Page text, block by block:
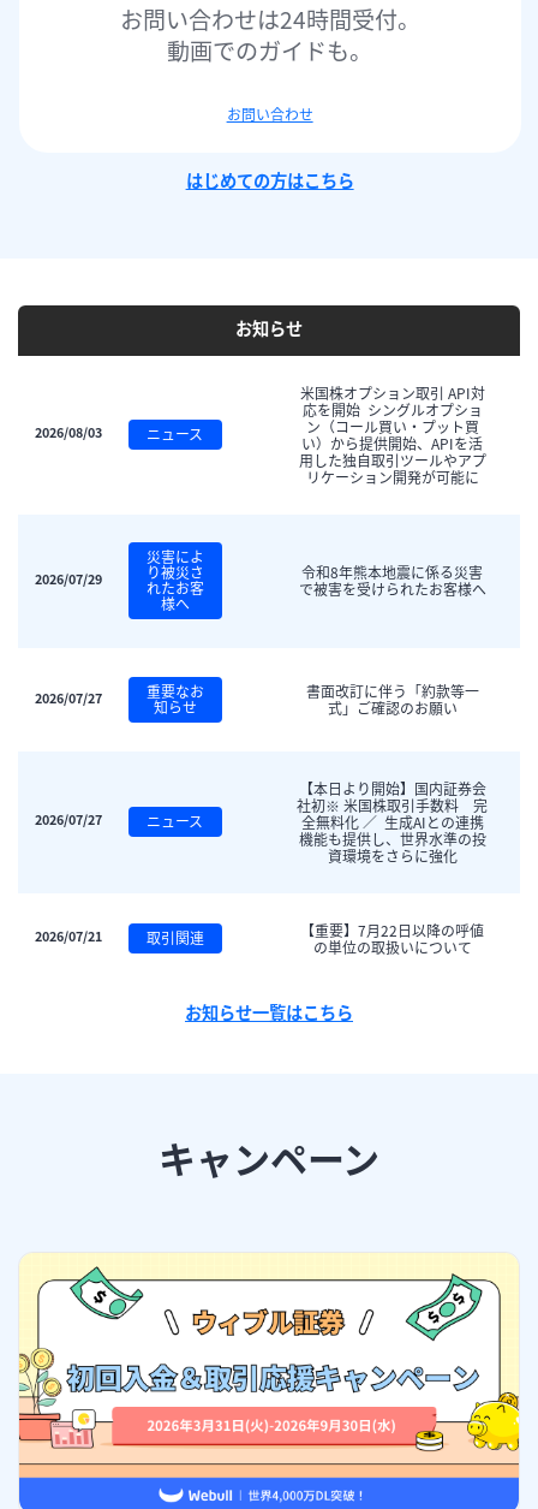
お問い合わせは24時間受付。
動画でのガイドも。
お問い合わせ​
はじめての方はこちら
お知らせ
2026/08/03 ニュース
米国株オプション取引 API対
応を開始  シングルオプショ
ン（コール買い・プット買
い）から提供開始、APIを活
用した独自取引ツールやアプ
リケーション開発が可能に
2026/07/29
災害によ
り被災さ
れたお客
様へ
令和8年熊本地震に係る災害
で被害を受けられたお客様へ
2026/07/27 重要なお
知らせ
書面改訂に伴う「約款等一
式」ご確認のお願い
2026/07/27 ニュース
【本日より開始】国内証券会
社初※ 米国株取引手数料　完
全無料化 ／  生成AIとの連携
機能も提供し、世界水準の投
資環境をさらに強化
2026/07/21 取引関連 【重要】7月22日以降の呼値
の単位の取扱いについて
お知らせ一覧はこちら
キャンペーン